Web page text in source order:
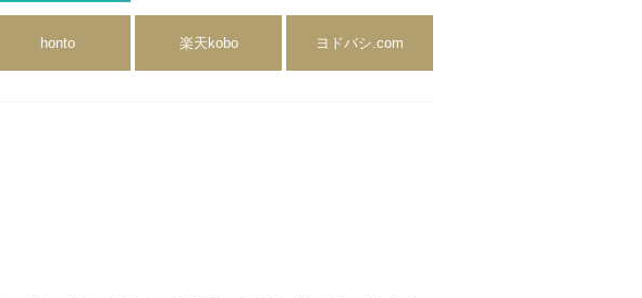
honto 楽天kobo ヨドバシ.com